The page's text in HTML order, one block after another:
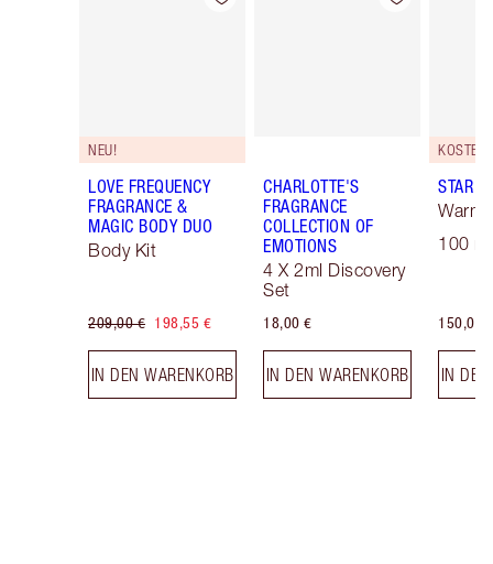
NEU!
LOVE FREQUENCY
FRAGRANCE &
MAGIC BODY DUO
Body Kit
209,00 € 198,55 €
IN DEN WARENKORB
CHARLOTTE'S
FRAGRANCE
COLLECTION OF
EMOTIONS
4 X 2ml Discovery
Set
18,00 €
IN DEN WARENKORB
STAR
Warm
100
150,00
IN